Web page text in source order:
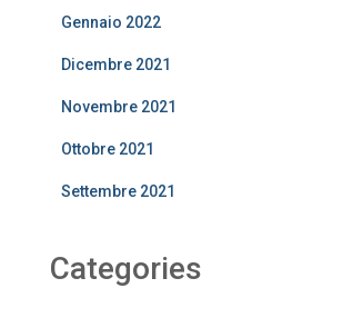
Gennaio 2022
Dicembre 2021
Novembre 2021
Ottobre 2021
Settembre 2021
Categories